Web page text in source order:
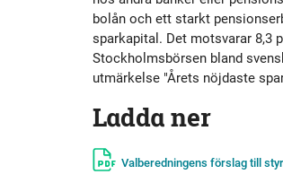
bolån och ett starkt
sparkapital. Det motsvarar 8,3
Stockholmsbörsen bland
utmärkelse "Årets nöjdaste
Ladda ner
Valberedningens förslag till